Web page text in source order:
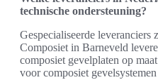
technische ondersteuning?
Gespecialiseerde
Composiet in Barneveld
composiet gevelplaten op
voor composiet